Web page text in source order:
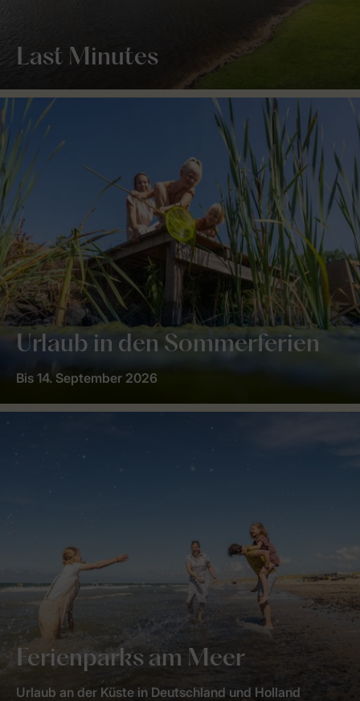
Last Minutes
Urlaub in den Sommerferien
Bis 14. September 2026
Ferienparks am Meer
Urlaub an der Küste in Deutschland und Holland